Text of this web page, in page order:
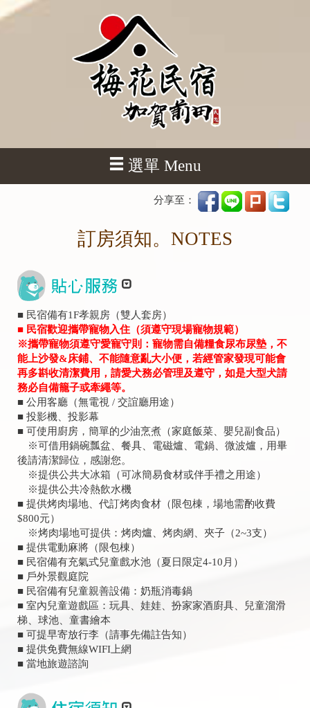
選單 Menu
分享至：
訂房須知。NOTES
■ 民宿備有1F孝親房（雙人套房）
■ 民宿歡迎攜帶寵物入住（須遵守現場寵物規範）
※攜帶寵物須遵守愛寵守則：寵物需自備糧食尿布尿墊，不
能上沙發&床鋪、不能隨意亂大小便，若經管家發現可能會
再多斟收清潔費用，請愛犬務必管理及遵守，如是大型犬請
務必自備籠子或牽繩等。
■ 公用客廳（無電視 / 交誼廳用途）
■ 投影機、投影幕
■ 可使用廚房，簡單的少油烹煮（家庭飯菜、嬰兒副食品）
※可借用鍋碗瓢盆、餐具、電磁爐、電鍋、微波爐，用畢
後請清潔歸位，感謝您。
※提供公共大冰箱（可冰簡易食材或伴手禮之用途）
※提供公共冷熱飲水機
■ 提供烤肉場地、代訂烤肉食材（限包棟，場地需酌收費
$800元）
※烤肉場地可提供：烤肉爐、烤肉網、夾子（2~3支）
■ 提供電動麻將（限包棟）
■ 民宿備有充氣式兒童戲水池（夏日限定4-10月）
■ 戶外景觀庭院
■ 民宿備有兒童親善設備：奶瓶消毒鍋
■ 室內兒童遊戲區：玩具、娃娃、扮家家酒廚具、兒童溜滑
梯、球池、童書繪本
■ 可提早寄放行李（請事先備註告知）
■ 提供免費無線WIFI上網
■ 當地旅遊諮詢